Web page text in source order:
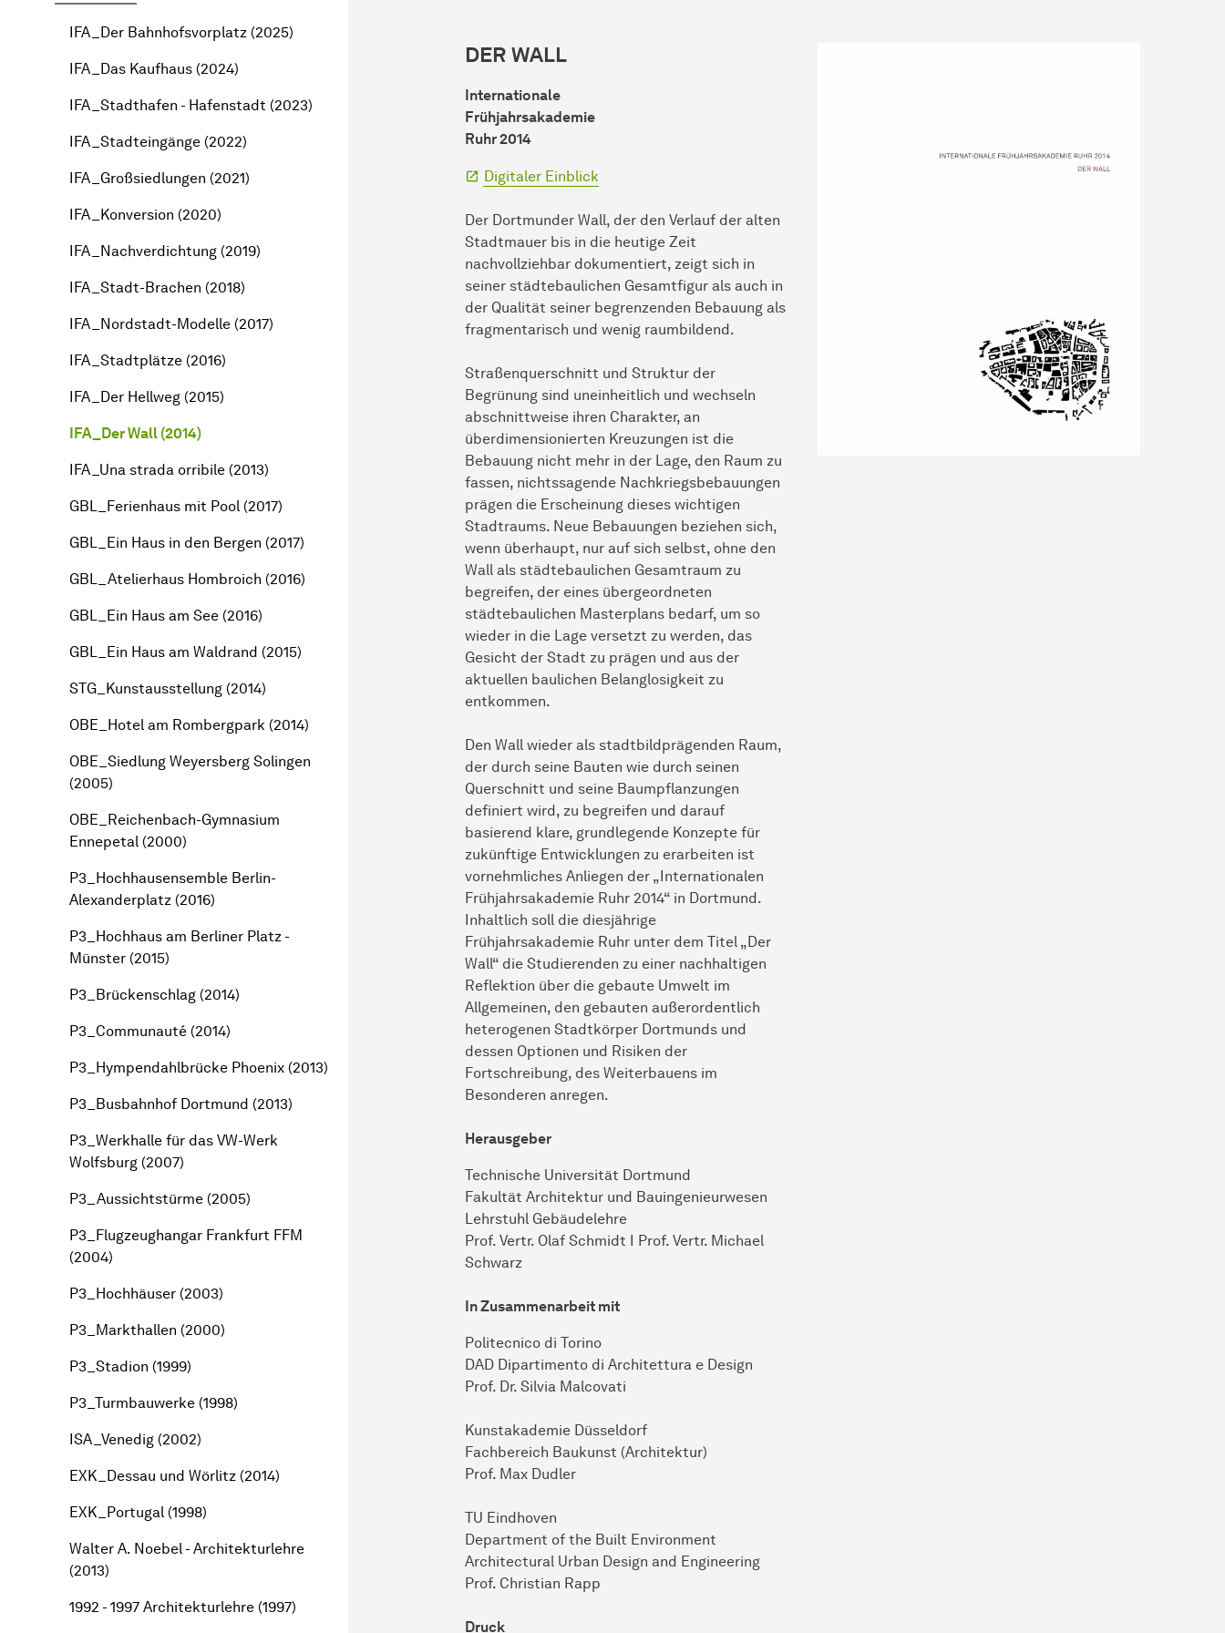
IFA_Der Bahnhofsvorplatz (2025)
IFA_Das Kaufhaus (2024)
IFA_Stadthafen - Hafenstadt (2023)
IFA_Stadteingänge (2022)
IFA_Großsiedlungen (2021)
IFA_Konversion (2020)
IFA_Nachverdichtung (2019)
IFA_Stadt-Brachen (2018)
IFA_Nordstadt-Modelle (2017)
IFA_Stadtplätze (2016)
IFA_Der Hellweg (2015)
IFA_Der Wall (2014)
IFA_Una strada orribile (2013)
GBL_Ferienhaus mit Pool (2017)
GBL_Ein Haus in den Bergen (2017)
GBL_Atelierhaus Hombroich (2016)
GBL_Ein Haus am See (2016)
GBL_Ein Haus am Waldrand (2015)
STG_Kunstausstellung (2014)
OBE_Hotel am Rombergpark (2014)
OBE_Siedlung Weyersberg Solingen
(2005)
OBE_Reichenbach-Gymnasium
Ennepetal (2000)
P3_Hochhausensemble Berlin-
Alexanderplatz (2016)
P3_Hochhaus am Berliner Platz -
Münster (2015)
P3_Brückenschlag (2014)
P3_Communauté (2014)
P3_Hympendahlbrücke Phoenix (2013)
P3_Busbahnhof Dortmund (2013)
P3_Werkhalle für das VW-Werk
Wolfsburg (2007)
P3_Aussichtstürme (2005)
P3_Flugzeughangar Frankfurt FFM
(2004)
P3_Hochhäuser (2003)
P3_Markthallen (2000)
P3_Stadion (1999)
P3_Turmbauwerke (1998)
ISA_Venedig (2002)
EXK_Dessau und Wörlitz (2014)
EXK_Portugal (1998)
Walter A. Noebel - Architekturlehre
(2013)
1992 - 1997 Architekturlehre (1997)
DER WALL
Internationale
Frühjahrsakademie
Ruhr 2014
Digitaler Einblick
Der Dortmunder Wall, der den Verlauf der alten
Stadtmauer bis in die heutige Zeit
nachvollziehbar dokumentiert, zeigt sich in
seiner städtebaulichen Gesamtfigur als auch in
der Qualität seiner begrenzenden Bebauung als
fragmentarisch und wenig raumbildend.
Straßenquerschnitt und Struktur der
Begrünung sind uneinheitlich und wechseln
abschnittweise ihren Charakter, an
überdimensionierten Kreuzungen ist die
Bebauung nicht mehr in der Lage, den Raum zu
fassen, nichtssagende Nachkriegsbebauungen
prägen die Erscheinung dieses wichtigen
Stadtraums. Neue Bebauungen beziehen sich,
wenn überhaupt, nur auf sich selbst, ohne den
Wall als städtebaulichen Gesamtraum zu
begreifen, der eines übergeordneten
städtebaulichen Masterplans bedarf, um so
wieder in die Lage versetzt zu werden, das
Gesicht der Stadt zu prägen und aus der
aktuellen baulichen Belanglosigkeit zu
entkommen.
Den Wall wieder als stadtbildprägenden Raum,
der durch seine Bauten wie durch seinen
Querschnitt und seine Baumpflanzungen
definiert wird, zu begreifen und darauf
basierend klare, grundlegende Konzepte für
zukünftige Entwicklungen zu erarbeiten ist
vornehmliches Anliegen der „Internationalen
Frühjahrsakademie Ruhr 2014“ in Dortmund.
Inhaltlich soll die diesjährige
Frühjahrsakademie Ruhr unter dem Titel „Der
Wall“ die Studierenden zu einer nachhaltigen
Reflektion über die gebaute Umwelt im
Allgemeinen, den gebauten außerordentlich
heterogenen Stadtkörper Dortmunds und
dessen Optionen und Risiken der
Fortschreibung, des Weiterbauens im
Besonderen anregen.
Herausgeber
Technische Universität Dortmund
Fakultät Architektur und Bauingenieurwesen
Lehrstuhl Gebäudelehre
Prof. Vertr. Olaf Schmidt I Prof. Vertr. Michael
Schwarz
In Zusammenarbeit mit
Politecnico di Torino
DAD Dipartimento di Architettura e Design
Prof. Dr. Silvia Malcovati
Kunstakademie Düsseldorf
Fachbereich Baukunst (Architektur)
Prof. Max Dudler
TU Eindhoven
Department of the Built Environment
Architectural Urban Design and Engineering
Prof. Christian Rapp
Druck